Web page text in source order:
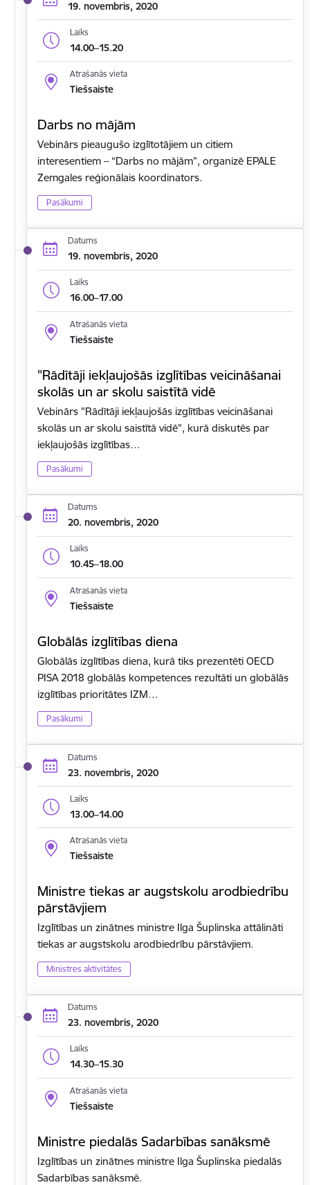
19. novembris, 2020
Laiks
14.00–15.20
Atrašanās vieta
Tiešsaiste
Darbs no mājām
Vebinārs pieaugušo izglītotājiem un citiem
interesentiem – “Darbs no mājām”, organizē EPALE
Zemgales reģionālais koordinators.
Pasākumi
Datums
19. novembris, 2020
Laiks
16.00–17.00
Atrašanās vieta
Tiešsaiste
"Rādītāji iekļaujošās izglītības veicināšanai
skolās un ar skolu saistītā vidē
Vebinārs "Rādītāji iekļaujošās izglītības veicināšanai
skolās un ar skolu saistītā vidē", kurā diskutēs par
iekļaujošās izglītības…
Pasākumi
Datums
20. novembris, 2020
Laiks
10.45–18.00
Atrašanās vieta
Tiešsaiste
Globālās izglītības diena
Globālās izglītības diena, kurā tiks prezentēti OECD
PISA 2018 globālās kompetences rezultāti un globālās
izglītības prioritātes IZM…
Pasākumi
Datums
23. novembris, 2020
Laiks
13.00–14.00
Atrašanās vieta
Tiešsaiste
Ministre tiekas ar augstskolu arodbiedrību
pārstāvjiem
Izglītības un zinātnes ministre Ilga Šuplinska attālināti
tiekas ar augstskolu arodbiedrību pārstāvjiem.
Ministres aktivitātes
Datums
23. novembris, 2020
Laiks
14.30–15.30
Atrašanās vieta
Tiešsaiste
Ministre piedalās Sadarbības sanāksmē
Izglītības un zinātnes ministre Ilga Šuplinska piedalās
Sadarbības sanāksmē.